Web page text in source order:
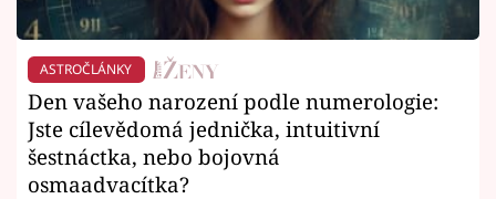
ASTROČLÁNKY
Den vašeho narození podle numerologie:
Jste cílevědomá jednička, intuitivní
šestnáctka, nebo bojovná
osmaadvacítka?